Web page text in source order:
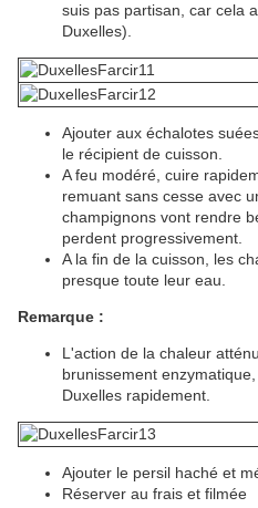
suis pas partisan, car cela
Duxelles).
Ajouter aux échalotes
le récipient de cuisson.
A feu modéré, cuire
remuant sans cesse avec
champignons vont rendre
perdent progressivement.
A la fin de la cuisson, les
presque toute leur eau.
Remarque :
L'action de la chaleur
brunissement
Duxelles rapidement.
Ajouter le persil haché et
Réserver au frais et filmée